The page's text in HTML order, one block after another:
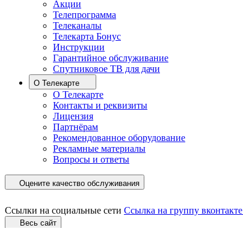
Акции
Телепрограмма
Телеканалы
Телекарта Бонус
Инструкции
Гарантийное обслуживание
Спутниковое ТВ для дачи
О Телекарте
О Телекарте
Контакты и реквизиты
Лицензия
Партнёрам
Рекомендованное оборудование
Рекламные материалы
Вопросы и ответы
Оцените качество обслуживания
Ссылки на социальные сети Ссылка на группу вконтакте
Весь сайт